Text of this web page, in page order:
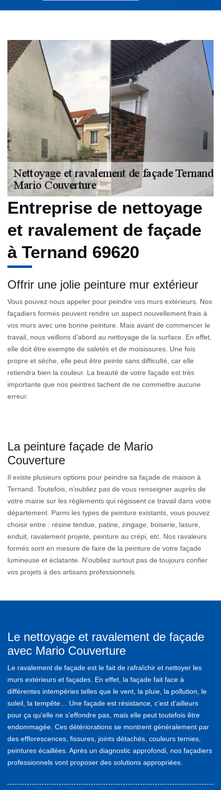
Entreprise de nettoyage
et ravalement de façade
à Ternand 69620
Offrir une jolie peinture mur extérieur
Vous pouvez nous appeler pour peindre vos murs extérieurs. Nos
façadiers formés peuvent rendre un aspect nouvellement frais à
vos murs avec une bonne peinture. Mais avant de commencer le
travail, nous veillons d’abord au nettoyage de la surface. En effet,
elle doit être exempte de saletés et de moisissures. Une fois
propre et sèche, elle peut être peinte sans difficulté, car elle
retiendra bien la couleur. La beauté de votre façade est très
importante que nos peintres tachent de ne commettre aucune
erreur.
La peinture façade de Mario
Couverture
Il existe plusieurs options pour peindre sa façade de maison à
Ternand. Toutefois, n’oubliez pas de vous renseigner auprès de
votre mairie sur les règlements qui régissent ce travail dans votre
département. Parmi les types de peinture existants, vous pouvez
choisir entre : résine tendue, patine, zingage, boiserie, lasure,
enduit, ravalement projeté, peinture au crépi, etc. Nos ravaleurs
formés sont en mesure de faire de la peinture de votre façade
lumineuse et éclatante. N’oubliez surtout pas de toujours confier
vos projets à des artisans professionnels.
Le nettoyage et ravalement de façade
avec Mario Couverture
Le ravalement de façade est le fait de rafraîchir et nettoyer les
murs extérieurs et façades. En effet, la façade fait face à
différentes intempéries telles que le vent, la pluie, la pollution, le
soleil, la tempête… Une façade est résistance, c’est d’ailleurs
pour ça qu’elle ne s’effondre pas, mais elle peut toutefois être
endommagée. Ces détériorations se montrent généralement par
des efflorescences, fissures, joints détachés, couleurs ternies,
peintures écaillées. Après un diagnostic approfondi, nos façadiers
professionnels vont proposer des solutions appropriées.